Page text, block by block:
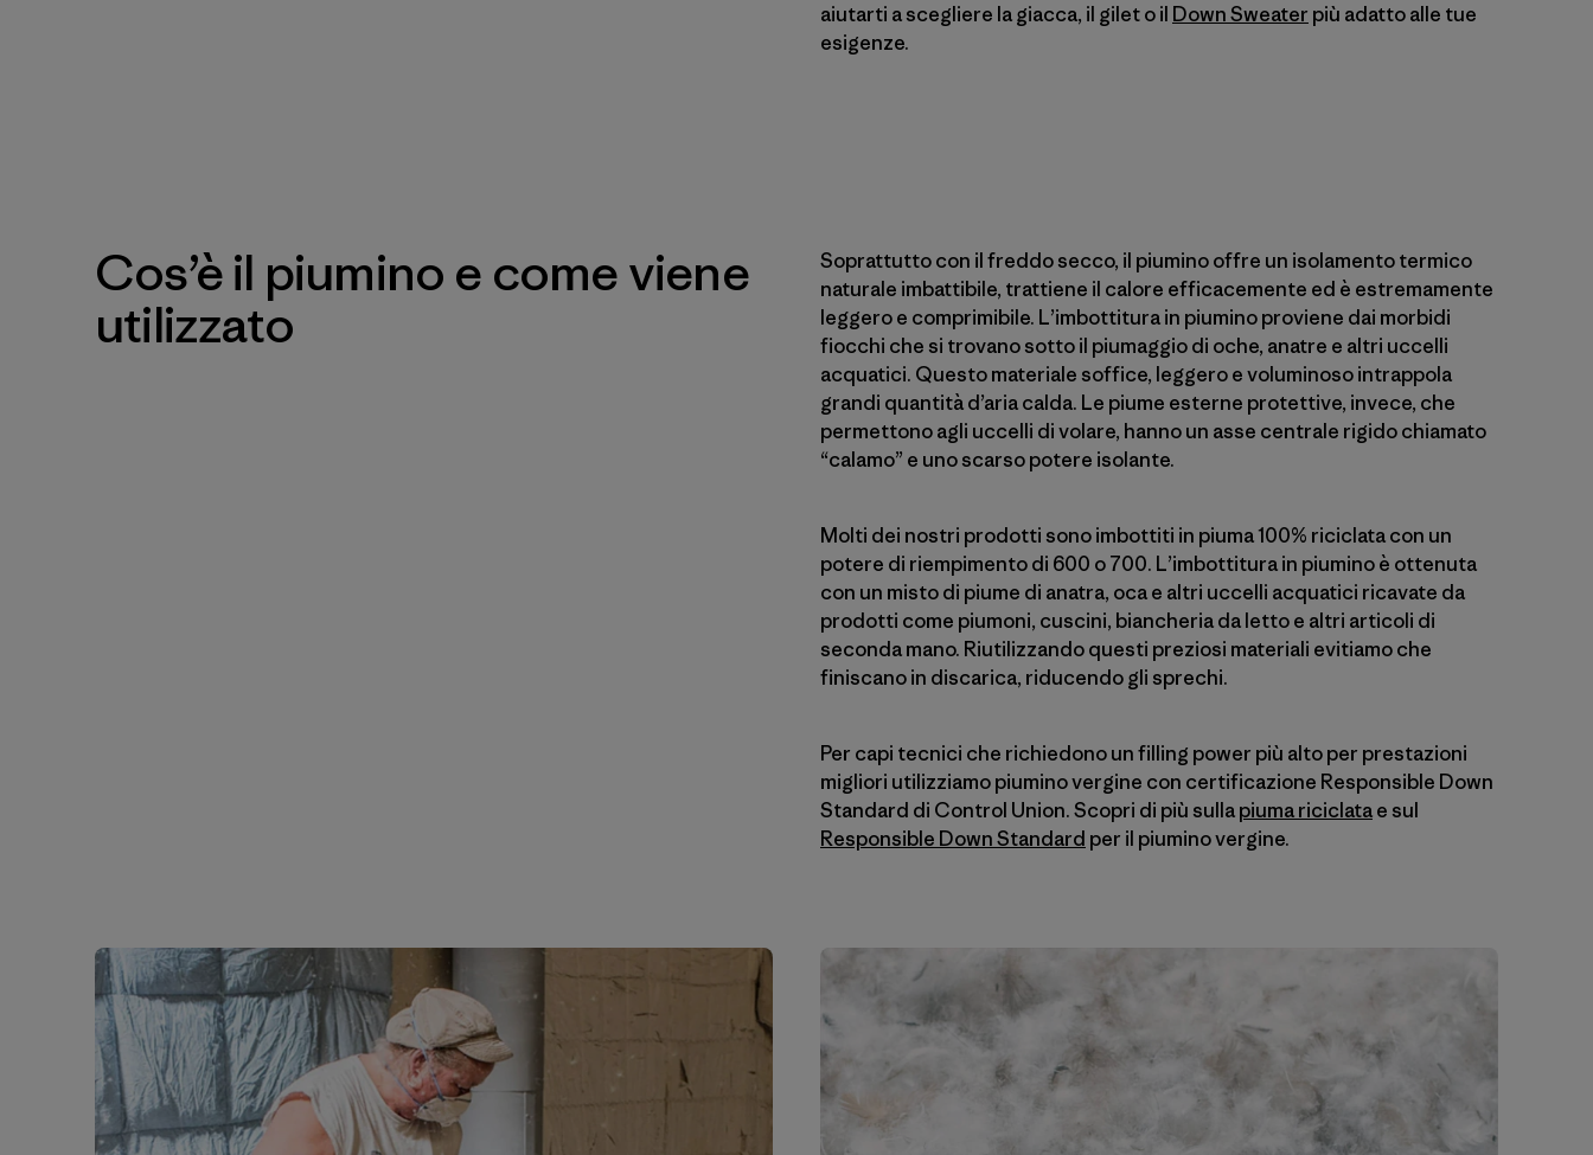
aiutarti a scegliere la giacca, il gilet o il Down Sweater più adatto alle tue
esigenze.
Cos’è il piumino e come viene
utilizzato
Soprattutto con il freddo secco, il piumino offre un isolamento termico
naturale imbattibile, trattiene il calore efficacemente ed è estremamente
leggero e comprimibile. L’imbottitura in piumino proviene dai morbidi
fiocchi che si trovano sotto il piumaggio di oche, anatre e altri uccelli
acquatici. Questo materiale soffice, leggero e voluminoso intrappola
grandi quantità d’aria calda. Le piume esterne protettive, invece, che
permettono agli uccelli di volare, hanno un asse centrale rigido chiamato
“calamo” e uno scarso potere isolante.
Molti dei nostri prodotti sono imbottiti in piuma 100% riciclata con un
potere di riempimento di 600 o 700. L’imbottitura in piumino è ottenuta
con un misto di piume di anatra, oca e altri uccelli acquatici ricavate da
prodotti come piumoni, cuscini, biancheria da letto e altri articoli di
seconda mano. Riutilizzando questi preziosi materiali evitiamo che
finiscano in discarica, riducendo gli sprechi.
Per capi tecnici che richiedono un filling power più alto per prestazioni
migliori utilizziamo piumino vergine con certificazione Responsible Down
Standard di Control Union. Scopri di più sullapiuma riciclatae sul
Responsible Down Standard per il piumino vergine.